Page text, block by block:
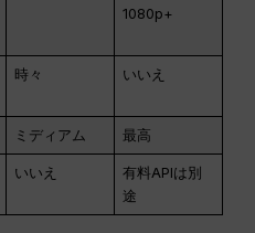
1080p+
時々 いいえ
ミディアム 最高
いいえ
有料APIは別
途